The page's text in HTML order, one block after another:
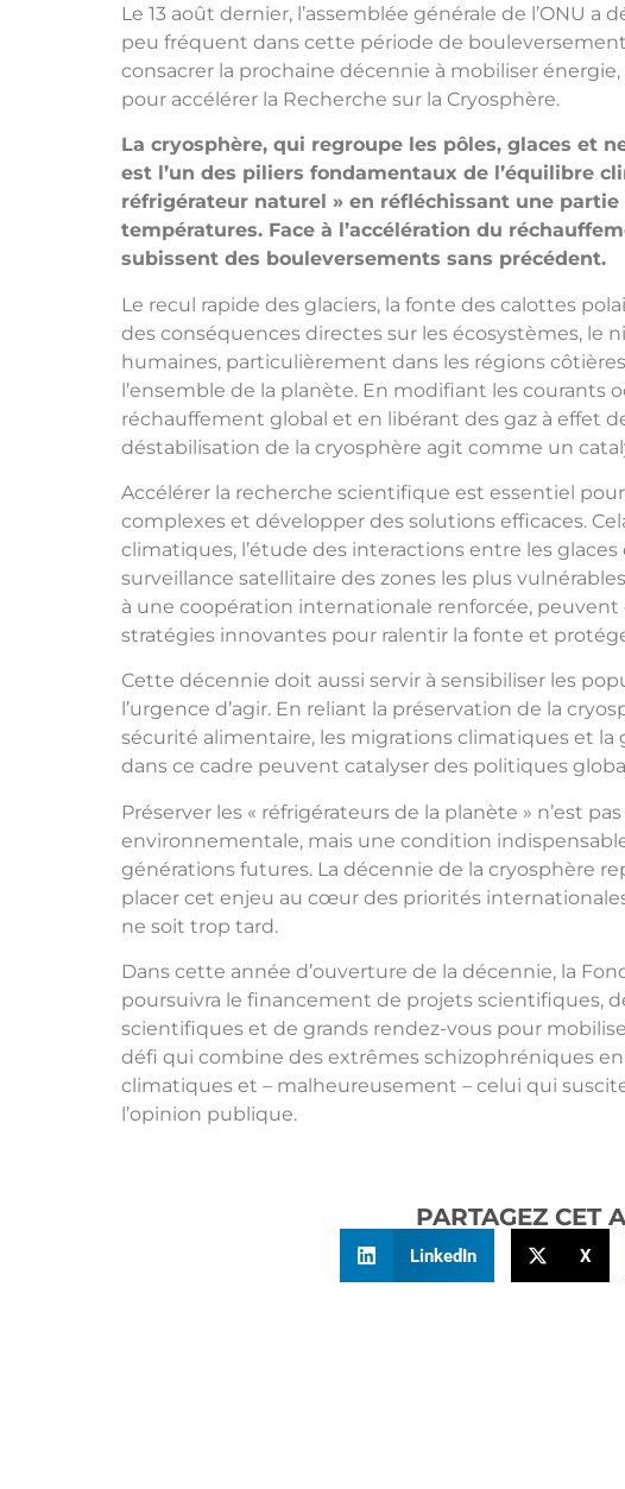
Le 13 août dernier, l’assemblée générale de l’ONU
peu fréquent dans cette période de
consacrer la prochaine décennie à mobiliser
pour accélérer la Recherche sur la Cryosphère.
La cryosphère, qui regroupe les pôles, glaces et
est l’un des piliers fondamentaux de l’équilibre
réfrigérateur naturel » en réfléchissant une
températures. Face à l’accélération du
subissent des bouleversements sans précédent.
Le recul rapide des glaciers, la fonte des calottes
des conséquences directes sur les écosystèmes, le
humaines, particulièrement dans les régions
l’ensemble de la planète. En modifiant les courants
réchauffement global et en libérant des gaz à effet
déstabilisation de la cryosphère agit comme un
Accélérer la recherche scientifique est essentiel
complexes et développer des solutions efficaces.
climatiques, l’étude des interactions entre les
surveillance satellitaire des zones les plus
à une coopération internationale renforcée,
stratégies innovantes pour ralentir la fonte et
Cette décennie doit aussi servir à sensibiliser les
l’urgence d’agir. En reliant la préservation de la
sécurité alimentaire, les migrations climatiques et la
dans ce cadre peuvent catalyser des politiques
Préserver les « réfrigérateurs de la planète » n’est
environnementale, mais une condition
générations futures. La décennie de la cryosphère
placer cet enjeu au cœur des priorités
ne soit trop tard.
Dans cette année d’ouverture de la décennie, la
poursuivra le financement de projets scientifiques,
scientifiques et de grands rendez-vous pour
défi qui combine des extrêmes schizophréniques
climatiques et – malheureusement – celui qui
l’opinion publique.
PARTAGEZ CET
LinkedIn X